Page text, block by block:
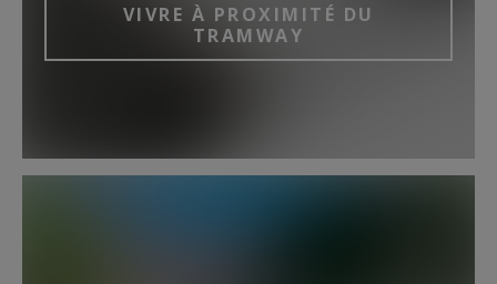
VIVRE À PROXIMITÉ DU
TRAMWAY